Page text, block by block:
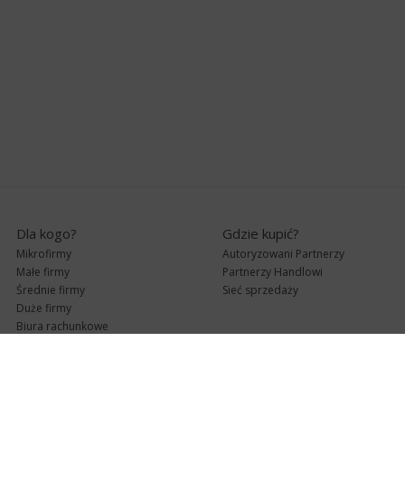
Dla kogo?
Mikrofirmy
Małe firmy
Średnie firmy
Duże firmy
Biura rachunkowe
Gdzie kupić?
Autoryzowani Partnerzy
Partnerzy Handlowi
Sieć sprzedaży